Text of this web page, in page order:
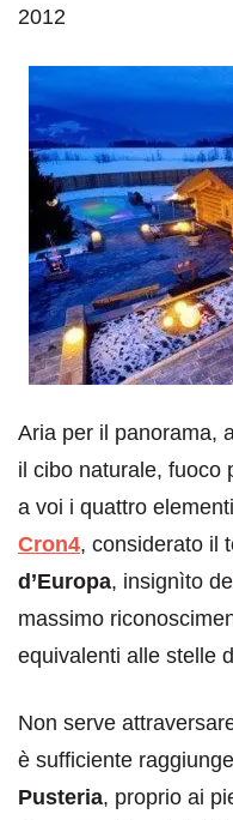
2012
Aria per il panorama,
il cibo naturale, fuoco
a voi i quattro
Cron4, considerato il
d’Europa, insignìto
massimo
equivalenti alle stelle
Non serve
è sufficiente
Pusteria, proprio ai